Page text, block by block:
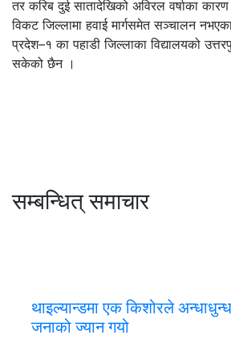
तर करिब दुई सातादेखिको अविरल वर्षाका कारण
विकट जिल्लामा हवाई मार्गसमेत सञ्चालन
प्रदेश–१ का पहाडी जिल्लाका विद्यालयको
सकेको छैन ।
सम्बन्धित् समाचार
थाइल्यान्डमा एक किशोरले
जनाको ज्यान गयो